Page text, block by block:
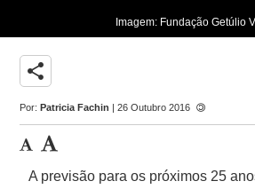
Imagem: Fundação Getúlio
share
Por:Patricia Fachin | 26 Outubro 2016
A previsão para os próximos 25